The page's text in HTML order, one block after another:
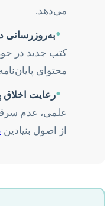
می‌دهد.
•به‌روزرسانی
کتب جدید در
محتوای
•رعایت
علمی، عدم
از اصول بنیادین